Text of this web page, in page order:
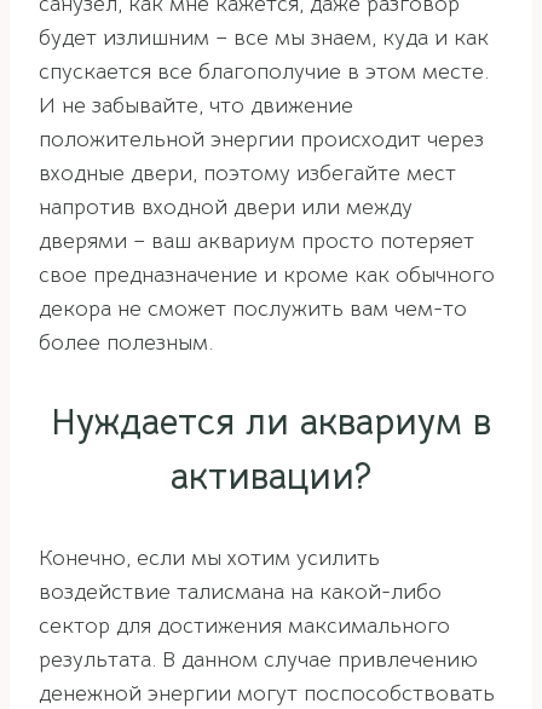
будет излишним – все мы знаем, куда и как
спускается все благополучие в этом месте.
И не забывайте, что движение
положительной энергии происходит через
входные двери, поэтому избегайте мест
напротив входной двери или между
дверями – ваш аквариум просто потеряет
свое предназначение и кроме как обычного
декора не сможет послужить вам чем-то
более полезным.
Нуждается ли аквариум в
активации?
Конечно, если мы хотим усилить
воздействие талисмана на какой-либо
сектор для достижения максимального
результата. В данном случае привлечению
денежной энергии могут поспособствовать